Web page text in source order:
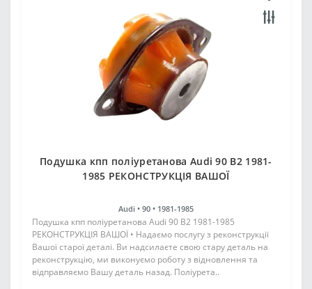
Подушка кпп поліуретанова Audi 90 В2 1981-
1985 РЕКОНСТРУКЦІЯ ВАШОЇ
Audi • 90 • 1981-1985
Подушка кпп поліуретанова Audi 90 В2 1981-1985
РЕКОНСТРУКЦІЯ ВАШОЇ • Надаємо послугу з реконструкції
Вашої старої деталі. Ви надсилаєте свою стару деталь на
реконструкцію, ми виконуємо роботу з відновлення та
відправляємо Вашу деталь назад. Поліурета..